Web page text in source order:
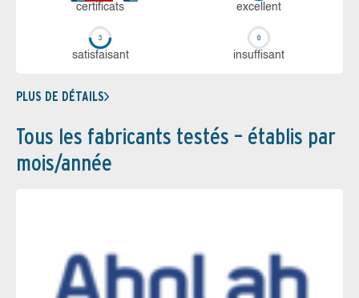
certi­ficats ex­cellent
sa­tis­fai­sant in­suf­fi­sant
PLUS DE DÉTAILS
Tous les fabricants testés – établis par
mois/année